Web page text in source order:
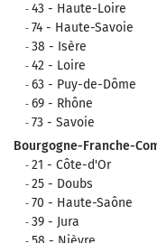
43 - Haute-Loire
74 - Haute-Savoie
38 - Isère
42 - Loire
63 - Puy-de-Dôme
69 - Rhône
73 - Savoie
Bourgogne-Franche-
21 - Côte-d'Or
25 - Doubs
70 - Haute-Saône
39 - Jura